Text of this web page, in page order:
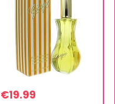
€19.99